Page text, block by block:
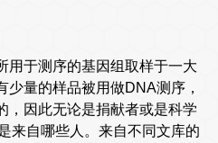
用于测序的基因组取样于一大
量的样品被用做DNA测序，
，因此无论是捐献者或是科学
来自哪些人。来自不同文库的